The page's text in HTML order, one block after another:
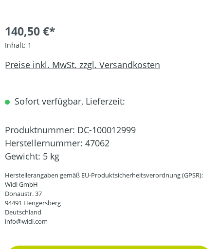
140,50 €*
Inhalt: 1
Preise inkl. MwSt. zzgl. Versandkosten
Sofort verfügbar, Lieferzeit:
Produktnummer: DC-100012999
Herstellernummer: 47062
Gewicht: 5 kg
Herstellerangaben gemäß EU-Produktsicherheitsverordnung (GPSR):
Widl GmbH
Donaustr. 37
94491 Hengersberg
Deutschland
info@widl.com